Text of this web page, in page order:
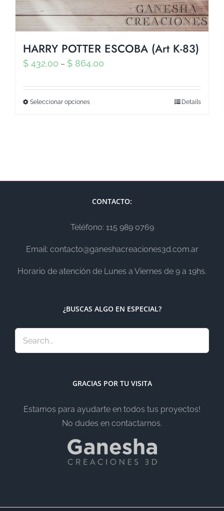
HARRY POTTER ESCOBA (Art K-83)
$ 432,00 – $ 864,00
Seleccionar opciones Details
CONTACTO:
Teléfono: 115 989 0769
Email: contacto@ganeshacreaciones3d.com.ar
Horario de atención de Lunes a Viernes de 9 a 19hs.
¿BUSCAS ALGO EN ESPECIAL?
GRACIAS POR TU VISITA
Estamos para ayudarte en todos tus proyectos!
No dudes en contactarnos.